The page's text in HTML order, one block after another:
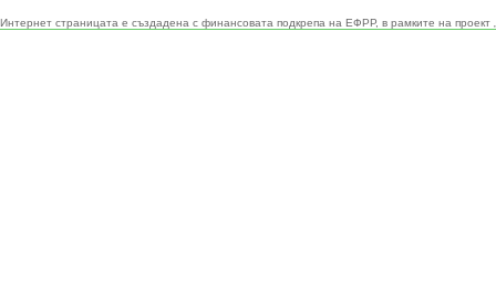
Интернет страницата е създадена с финансовата подкрепа на ЕФРР, в рамките на